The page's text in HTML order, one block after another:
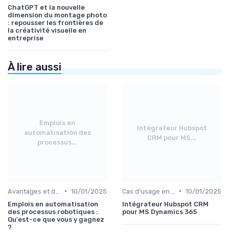
ChatGPT et la nouvelle
dimension du montage photo
: repousser les frontières de
la créativité visuelle en
entreprise
À lire aussi
Emplois en
automatisation des
processus...
• 10/01/2025
Emplois en automatisation
des processus robotiques :
Qu'est-ce que vous y gagnez
?
Intégrateur Hubspot
CRM pour MS...
• 10/01/2025
Intégrateur Hubspot CRM
pour MS Dynamics 365